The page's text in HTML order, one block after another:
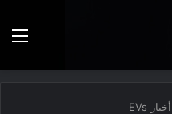
أخبار EVs